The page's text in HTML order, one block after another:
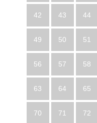
42 43 44
49 50 51
56 57 58
63 64 65
70 71 72